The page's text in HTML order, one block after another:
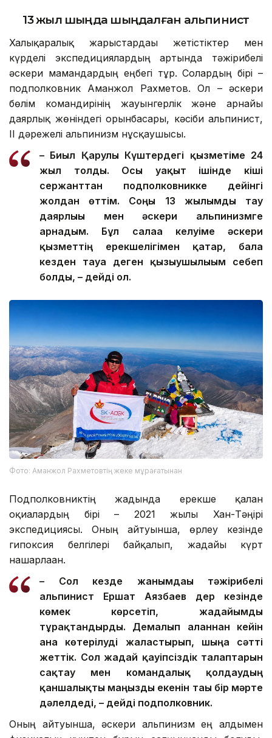
13 жыл шыңда шыңдалған альпинист
Халықаралық жарыстардағы жетістіктер мен
күрделі экспедициялардың артында тәжірибелі
әскери мамандардың еңбегі тұр. Солардың бірі –
подполковник Аманжол Рахметов. Ол – әскери
бөлім командирінің жауынгерлік және арнайы
даярлық жөніндегі орынбасары, кәсіби альпинист,
ІІ дәрежелі альпинизм нұсқаушысы.
– Биыл Қарулы Күштердегі қызметіме 24
жыл толды. Осы уақыт ішінде кіші
сержанттан подполковникке дейінгі
жолдан өттім. Соңғы 13 жылымды тау
даярлығы мен әскери альпинизмге
арнадым. Бұл салаға келуіме әскери
қызметтің ерекшелігімен қатар, бала
кезден тауға деген қызығушылығым себеп
болды, – дейді ол.
Фото: Аманжол Рахметовтің жеке мұрағатынан
Подполковниктің жадында ерекше қалған
оқиғалардың бірі – 2021 жылғы Хан-Тәңірі
экспедициясы. Оның айтуынша, өрлеу кезінде
гипоксия белгілері байқалып, жағдайы күрт
нашарлаған.
– Сол кезде жанымдағы тәжірибелі
альпинист Ершат Аязбаев дер кезінде
көмек көрсетіп, жағдайымды
тұрақтандырды. Демалып алғаннан кейін
ғана көтерілуді жалғастырып, шыңға сәтті
жеттік. Сол жағдай қауіпсіздік талаптарын
сақтау мен командалық қолдаудың
қаншалықты маңызды екенін тағы бір мәрте
дәлелдеді, – дейді подполковник.
Оның айтуынша, әскери альпинизм ең алдымен